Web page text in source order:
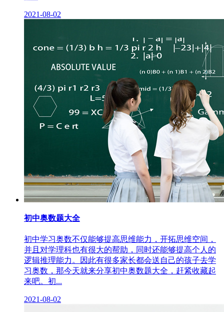
2021-08-02
初中奥数题大全
初中学习奥数不仅能够提高思维能力，开拓思维空间，
并且对学理科也有很大的帮助，同时还能够提高个人的
逻辑推理能力。因此有很多家长都会送自己的孩子去学
习奥数，那今天就来分享初中奥数题大全，赶紧收藏起
来吧。初...
2021-08-02